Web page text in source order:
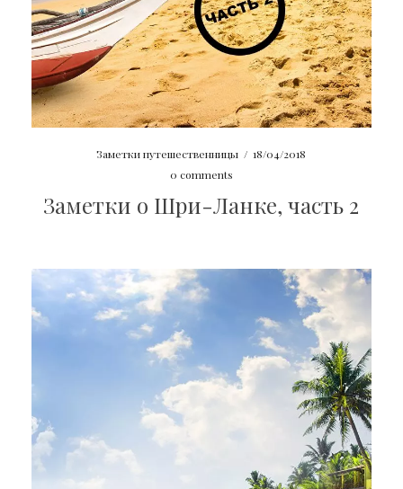
Заметки путешественницы / 18/04/2018
0 comments
Заметки о Шри-Ланке, часть 2